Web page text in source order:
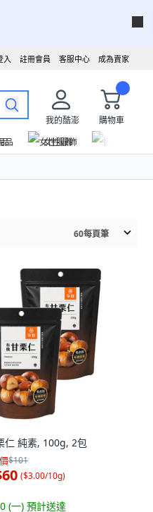
成為賣家
客服中心
註冊會員
入
我的酷澎
購物車
品 女性服飾
60每頁筆
仁 純素, 100g, 2包
$101
($3.00/10g)
(一) 預計送達